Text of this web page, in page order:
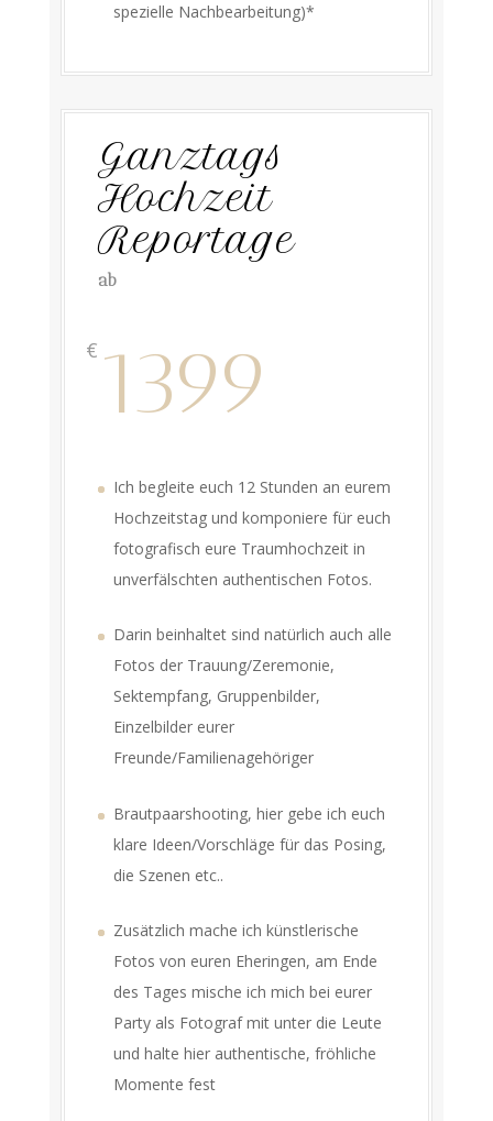
spezielle Nachbearbeitung)*
Ganztags
Hochzeit
Reportage
ab
€ 1399
Ich begleite euch 12 Stunden an eurem
Hochzeitstag und komponiere für euch
fotografisch eure Traumhochzeit in
unverfälschten authentischen Fotos.
Darin beinhaltet sind natürlich auch alle
Fotos der Trauung/Zeremonie,
Sektempfang, Gruppenbilder,
Einzelbilder eurer
Freunde/Familienagehöriger
Brautpaarshooting, hier gebe ich euch
klare Ideen/Vorschläge für das Posing,
die Szenen etc..
Zusätzlich mache ich künstlerische
Fotos von euren Eheringen, am Ende
des Tages mische ich mich bei eurer
Party als Fotograf mit unter die Leute
und halte hier authentische, fröhliche
Momente fest